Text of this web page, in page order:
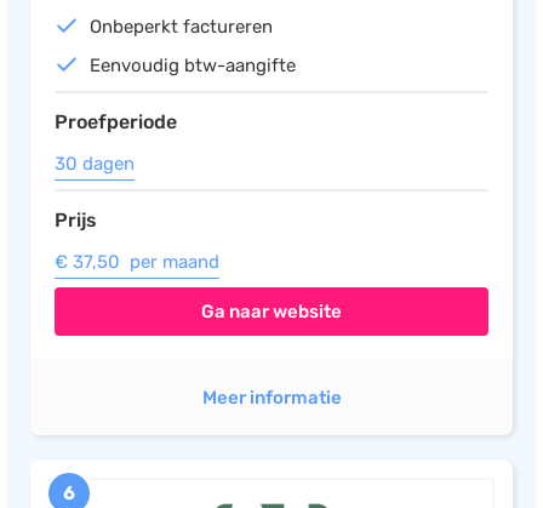
Onbeperkt factureren
Eenvoudig btw-aangifte
Proefperiode
30 dagen
Prijs
€ 37,50 per maand
Ga naar website
Meer informatie
6